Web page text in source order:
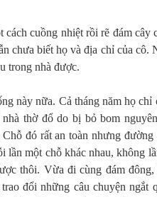
cách cuồng nhiệt rồi rẽ đám
chưa biết họ và địa chỉ của cô.
trong nhà được.
này nữa. Cả tháng năm họ chỉ
thờ đổ do bị bỏ bom
đó rất an toàn nhưng
lần một chỗ khác nhau, không
thôi. Vừa đi cùng đám
đổi những câu chuyện ngắt